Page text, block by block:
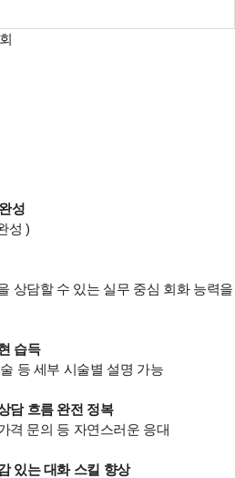
성
성 )
상담할 수 있는 실무 중심 회화 능력을
습득
등 세부 시술별 설명 가능
담 흐름 완전 정복
격 문의 등 자연스러운 응대
있는 대화 스킬 향상